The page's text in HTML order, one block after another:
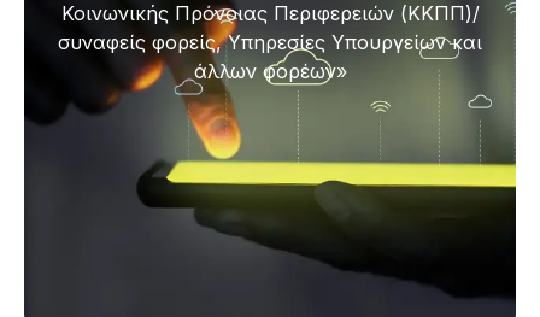
Κοινωνικής Πρόνοιας Περιφερειών (ΚΚΠΠ)/
συναφείς φορείς, Υπηρεσίες Υπουργείων και
άλλων φορέων»